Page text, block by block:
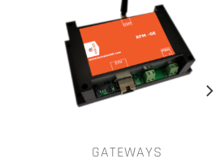
GATEWAYS